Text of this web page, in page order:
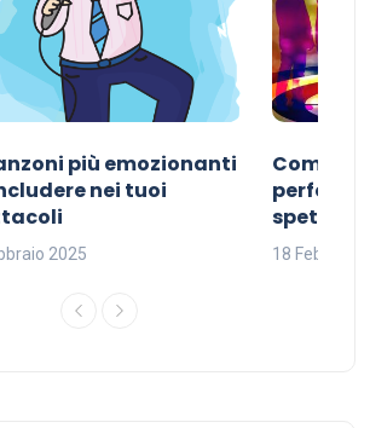
più emozionanti
nei tuoi
2025
Come
perfetta
18 Febbraio